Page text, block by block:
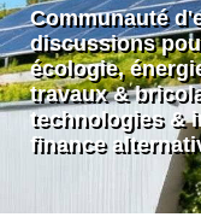
Communauté
discussions
écologie,
travaux &
technologies &
finance